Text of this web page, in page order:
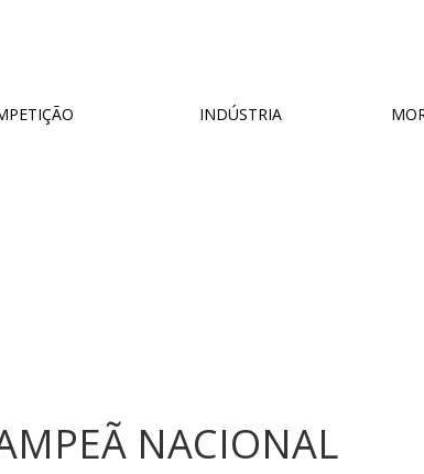
INDÚSTRIA
NACIONAL